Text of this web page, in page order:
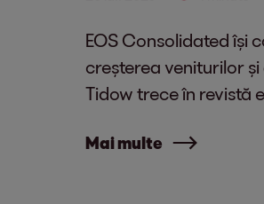
EOS Consolidated își
creșterea veniturilor
Tidow trece în revistă
Mai multe